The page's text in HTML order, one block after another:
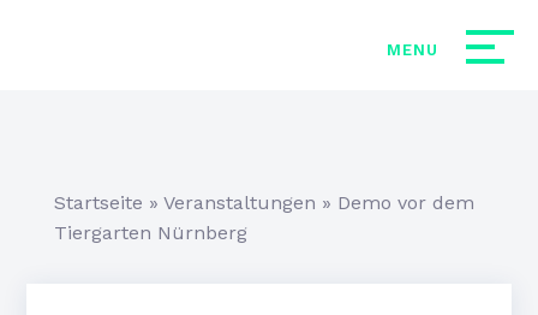
Startseite » Veranstaltungen » Demo vor dem
Tiergarten Nürnberg